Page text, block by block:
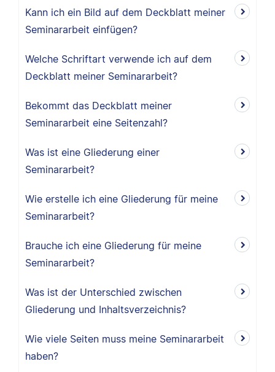
Kann ich ein Bild auf dem Deckblatt meiner
Seminararbeit einfügen?
Welche Schriftart verwende ich auf dem
Deckblatt meiner Seminararbeit?
Bekommt das Deckblatt meiner
Seminararbeit eine Seitenzahl?
Was ist eine Gliederung einer
Seminararbeit?
Wie erstelle ich eine Gliederung für meine
Seminararbeit?
Brauche ich eine Gliederung für meine
Seminararbeit?
Was ist der Unterschied zwischen
Gliederung und Inhaltsverzeichnis?
Wie viele Seiten muss meine Seminararbeit
haben?